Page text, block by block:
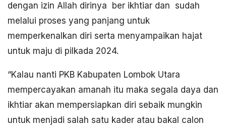
dengan izin Allah dirinya ber ikhtiar dan sudah
melalui proses yang panjang untuk
memperkenalkan diri serta menyampaikan hajat
untuk maju di pilkada 2024.
“Kalau nanti PKB Kabupaten Lombok Utara
mempercayakan amanah itu maka segala daya dan
ikhtiar akan mempersiapkan diri sebaik mungkin
untuk menjadi salah satu kader atau bakal calon